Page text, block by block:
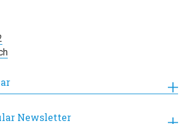
Newsletter